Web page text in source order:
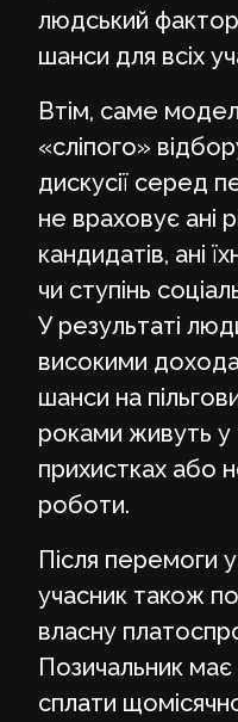
людський фактор
шанси для всіх
Втім, саме
«сліпого»
дискусії серед
не враховує ані
кандидатів, ані
чи ступінь
У результаті
високими
шанси на
роками живуть у
прихистках або
роботи.
Після перемоги
учасник також
власну
Позичальник
сплати